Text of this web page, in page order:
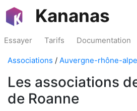
Kananas
Essayer Tarifs Documentation
Associations / Auvergne-rhône-
Les associations
de Roanne